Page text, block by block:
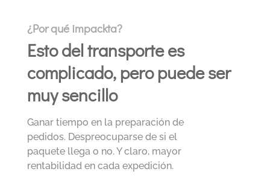
¿Por qué impackta?
Esto del transporte es
complicado, pero puede ser
muy sencillo
Ganar tiempo en la preparación de
pedidos. Despreocuparse de si el
paquete llega o no. Y claro, mayor
rentabilidad en cada expedición.